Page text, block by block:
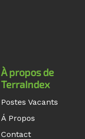
À propos de
TerraIndex
Postes Vacants
Á Propos
Contact